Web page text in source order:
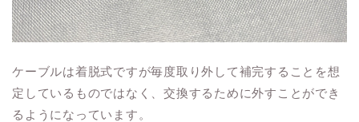
ケーブルは着脱式ですが毎度取り外して補完することを想
定しているものではなく、交換するために外すことができ
るようになっています。